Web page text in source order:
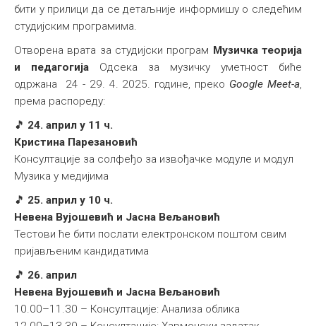
бити у прилици да се детаљније информишу о следећим
студијским програмима.
Отворена врата за студијски програм Музичка теорија
и педагогија Одсека за музичку уметност биће
одржана 24 - 29. 4. 2025. године, преко Google Meet-a,
према распореду:
🎵 24. април у 11 ч.
Кристина Парезановић
Консултације за солфеђо за извођачке модуле и модул
Музика у медијима
🎵 25. април у 10 ч.
Невена Вујошевић и Јасна Вељановић
Тестови ће бити послати електронском поштом свим
пријављеним кандидатима
🎵 26. април
Невена Вујошевић и Јасна Вељановић
10.00–11.30 – Консултације: Анализа облика